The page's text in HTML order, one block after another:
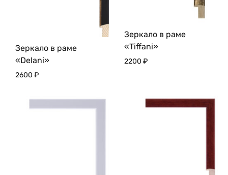
Зеркало в раме
«Delani»
2600 ₽
Зеркало в раме
«Tiffani»
2200 ₽